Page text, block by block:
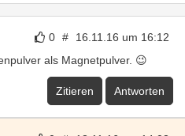
0 # 16.11.16 um 16:12
als Magnetpulver. 😉
Zitieren Antworten